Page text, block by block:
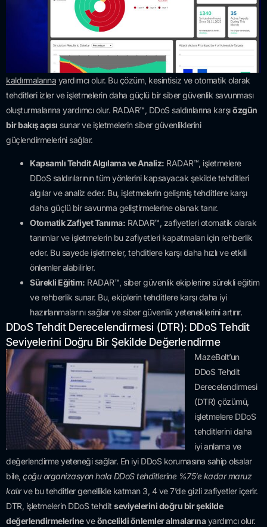
kaldırmalarına yardımcı olur. Bu çözüm, kesintisiz ve otomatik olarak
tehditleri izler ve işletmelerin daha güçlü bir siber güvenlik savunması
oluşturmalarına yardımcı olur. RADAR™, DDoS saldırılarına karşıözgün
bir bakış açısı sunar ve işletmelerin siber güvenliklerini
güçlendirmelerini sağlar.
Kapsamlı Tehdit Algılama ve Analiz: RADAR™, işletmelere
DDoS saldırılarının tüm yönlerini kapsayacak şekilde tehditleri
algılar ve analiz eder. Bu, işletmelerin gelişmiş tehditlere karşı
daha güçlü bir savunma geliştirmelerine olanak tanır.
Otomatik Zafiyet Tanıma: RADAR™, zafiyetleri otomatik olarak
tanımlar ve işletmelerin bu zafiyetleri kapatmaları için rehberlik
eder. Bu sayede işletmeler, tehditlere karşı daha hızlı ve etkili
önlemler alabilirler.
Sürekli Eğitim: RADAR™, siber güvenlik ekiplerine sürekli eğitim
ve rehberlik sunar. Bu, ekiplerin tehditlere karşı daha iyi
hazırlanmalarını sağlar ve siber güvenlik yeteneklerini artırır.
DDoS Tehdit Derecelendirmesi (DTR): DDoS Tehdit
Seviyelerini Doğru Bir Şekilde Değerlendirme
MazeBolt’un
DDoS Tehdit
Derecelendirmesi
(DTR) çözümü,
işletmelere DDoS
tehditlerini daha
iyi anlama ve
değerlendirme yeteneği sağlar. En iyi DDoS korumasına sahip olsalar
bile, çoğu organizasyon hala DDoS tehditlerine %75’e kadar maruz
kalırve bu tehditler genellikle katman 3, 4 ve 7’de gizli zafiyetler içerir.
DTR, işletmelerin DDoS tehdit seviyelerini doğru bir şekilde
değerlendirmelerineveöncelikli önlemler almalarınayardımcı olur.